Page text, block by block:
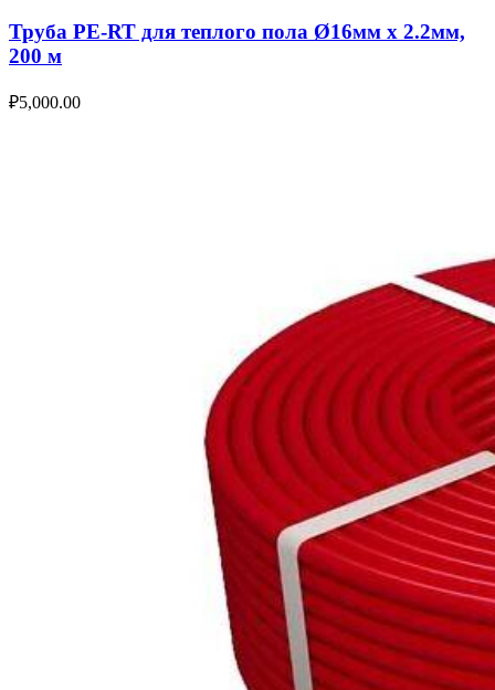
Труба PE-RT для теплого пола Ø16мм х 2.2мм,
200 м
₽5,000.00